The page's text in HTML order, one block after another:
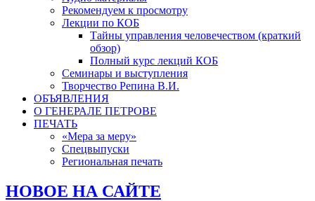
Рекомендуем к просмотру
Лекции по КОБ
Тайны управления человечеством (краткий
обзор)
Полный курс лекций КОБ
Семинары и выступления
Творчество Репина В.И.
ОБЪЯВЛЕНИЯ
О ГЕНЕРАЛЕ ПЕТРОВЕ
ПЕЧАТЬ
«Мера за меру»
Спецвыпуски
Региональная печать
НОВОЕ НА САЙТЕ